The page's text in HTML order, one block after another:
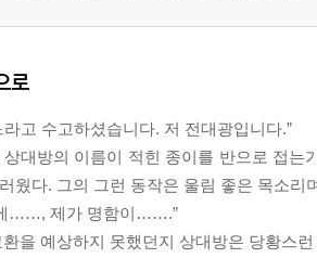
로
라고 수고하셨습니다. 저 전대광입니다.”
상대방의 이름이 적힌 종이를 반으로 접
웠다. 그의 그런 동작은 울림 좋은 목소
……, 제가 명함이…….”
환을 예상하지 못했던지 상대방은 당황스